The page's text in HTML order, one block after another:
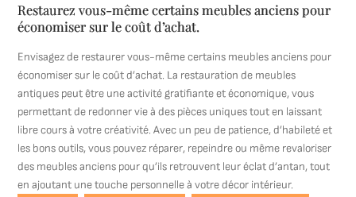
Restaurez vous-même certains meubles anciens pour
économiser sur le coût d’achat.
Envisagez de restaurer vous-même certains meubles anciens pour
économiser sur le coût d’achat. La restauration de meubles
antiques peut être une activité gratifiante et économique, vous
permettant de redonner vie à des pièces uniques tout en laissant
libre cours à votre créativité. Avec un peu de patience, d’habileté et
les bons outils, vous pouvez réparer, repeindre ou même revaloriser
des meubles anciens pour qu’ils retrouvent leur éclat d’antan, tout
en ajoutant une touche personnelle à votre décor intérieur.